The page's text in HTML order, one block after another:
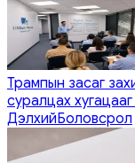
Трампын засаг
суралцах
ДэлхийБоловсрол